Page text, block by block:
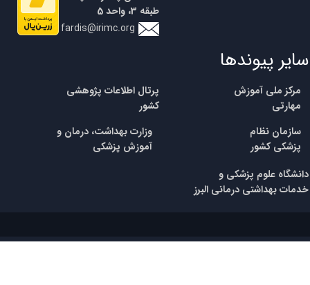
fardis@irimc.org
طبقه 3، واحد 5
سایر پیوندها
پرتال اطلاعات پژوهشی
کشور
مرکز ملی آموزش
مهارتی
​سازمان نظام
پزشکیکشور
وزارت بهداشت، درمان و
آموزش پزشکی
​​دانشگاه علوم پزشکی و
خدمات بهداشتی درمانی البرز